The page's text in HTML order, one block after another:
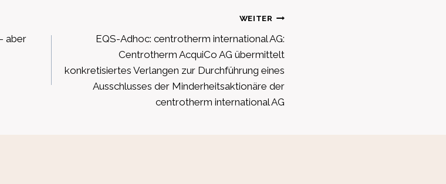
aber
WEITER
EQS-Adhoc: centrotherm international AG:
Centrotherm AcquiCo AG übermittelt
konkretisiertes Verlangen zur Durchführung eines
Ausschlusses der Minderheitsaktionäre der
centrotherm international AG